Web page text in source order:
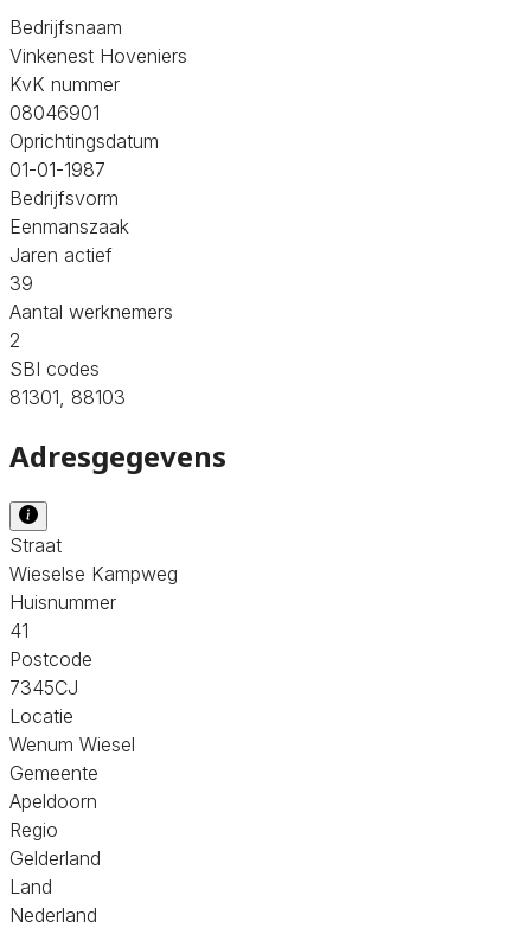
Bedrijfsnaam
Vinkenest Hoveniers
KvK nummer
08046901
Oprichtingsdatum
01-01-1987
Bedrijfsvorm
Eenmanszaak
Jaren actief
39
Aantal werknemers
2
SBI codes
81301, 88103
Adresgegevens
Straat
Wieselse Kampweg
Huisnummer
41
Postcode
7345CJ
Locatie
Wenum Wiesel
Gemeente
Apeldoorn
Regio
Gelderland
Land
Nederland